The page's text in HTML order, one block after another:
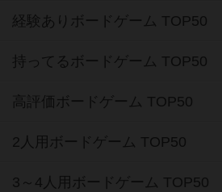
経験ありボードゲーム TOP50
持ってるボードゲーム TOP50
高評価ボードゲーム TOP50
2人用ボードゲーム TOP50
3～4人用ボードゲーム TOP50